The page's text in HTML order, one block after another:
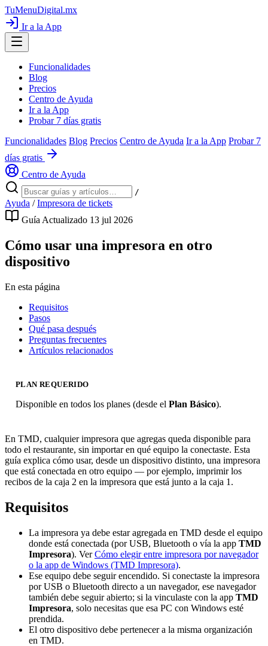
TuMenuDigital.mx
Ir a la App
Funcionalidades
Blog
Precios
Centro de Ayuda
Ir a la App
Probar 7 días gratis
Funcionalidades Blog Precios Centro de Ayuda Ir a la App Probar 7
días gratis
Centro de Ayuda
/
Ayuda / Impresora de tickets
Guía Actualizado 13 jul 2026
Cómo usar una impresora en otro
dispositivo
En esta página
Requisitos
Pasos
Qué pasa después
Preguntas frecuentes
Artículos relacionados
PLAN REQUERIDO
Disponible en todos los planes (desde el Plan Básico).
En TMD, cualquier impresora que agregas queda disponible para
todo el restaurante, sin importar en qué equipo la conectaste. Esta
guía explica cómo usar, desde un dispositivo distinto, una impresora
que está conectada en otro equipo — por ejemplo, imprimir los
recibos de la caja 2 en la impresora que está junto a la caja 1.
Requisitos
La impresora ya debe estar agregada en TMD desde el equipo
donde está conectada (por USB, Bluetooth o vía la app TMD
Impresora). VerCómo elegir entre impresora por navegador
o la app de Windows (TMD Impresora).
Ese equipo debe seguir encendido. Si conectaste la impresora
por USB o Bluetooth directo a un navegador, ese navegador
también debe seguir abierto; si la vinculaste con la app TMD
Impresora, solo necesitas que esa PC con Windows esté
prendida.
El otro dispositivo debe pertenecer a la misma organización
en TMD.